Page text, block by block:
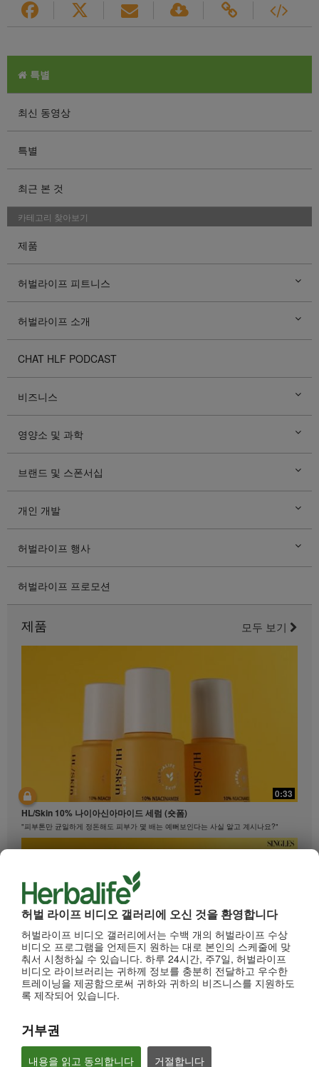
허벌 라이프 비디오 갤러리에 오신 것을 환영합니다
허벌라이프 비디오 갤러리에서는 수백 개의 허벌라이프 수상
비디오 프로그램을 언제든지 원하는 대로 본인의 스케줄에 맞
춰서 시청하실 수 있습니다. 하루 24시간, 주7일, 허벌라이프
비디오 라이브러리는 귀하께 정보를 충분히 전달하고 우수한
트레이닝을 제공함으로써 귀하와 귀하의 비즈니스를 지원하도
록 제작되어 있습니다.
거부권
내용을 읽고 동의합니다 거절합니다
특별
최신 동영상
특별
최근 본 것
카테고리 찾아보기
제품
허벌라이프 피트니스
허벌라이프 소개
CHAT HLF PODCAST
비즈니스
영양소 및 과학
브랜드 및 스폰서십
개인 개발
허벌라이프 행사
허벌라이프 프로모션
제품 모두 보기
0:33
HL/Skin 10% 나이아신아마이드 세럼 (숏폼)
"피부톤만 균일하게 정돈해도 피부가 몇 배는 예뻐보인다는 사실 알고 계시나요?"
0:33